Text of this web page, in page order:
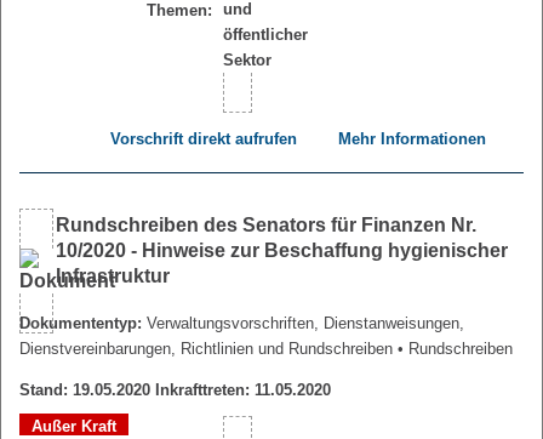
Themen:
Vorschrift direkt aufrufen Mehr Informationen
Rundschreiben des Senators für Finanzen Nr.
10/2020 - Hinweise zur Beschaffung hygienischer
Infrastruktur
Dokumententyp: Verwaltungsvorschriften, Dienstanweisungen,
Dienstvereinbarungen, Richtlinien und Rundschreiben • Rundschreiben
Stand: 19.05.2020 Inkrafttreten: 11.05.2020
Außer Kraft